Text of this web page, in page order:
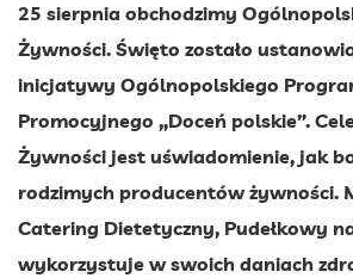
25 sierpnia obchodzimy
Żywności. Święto zostało
inicjatywy Ogólnopolskiego
Promocyjnego „Doceń polskie”.
Żywności jest uświadomienie, jak
rodzimych producentów żywności.
Catering Dietetyczny, Pudełkowy
wykorzystuje w swoich daniach